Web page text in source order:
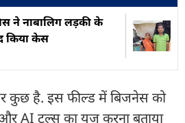
ने नाबालिग लड़की के
किया केस
कुछ है. इस फील्ड में बिजनेस को
AI टूल्स का यूज करना बताया